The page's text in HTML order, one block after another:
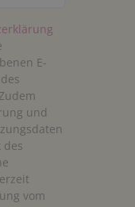
E-
und
des
vom